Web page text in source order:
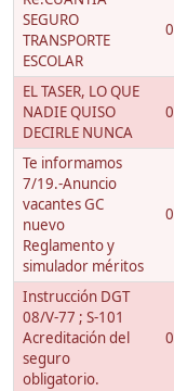
SEGURO
TRANSPORTE
ESCOLAR
EL TASER, LO QUE
NADIE QUISO
DECIRLE NUNCA
Te informamos
7/19.-Anuncio
vacantes GC
nuevo
Reglamento y
simulador méritos
Instrucción DGT
08/V-77 ; S-101
Acreditación del
seguro
obligatorio.